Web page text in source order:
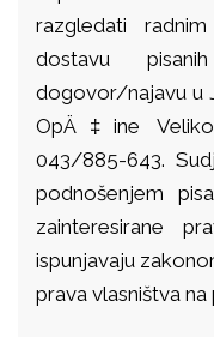
razgledati
dostavu
dogovor/najavu u
OpÄ‡ine
043/885-643.
podnošenjem
zainteresirane
ispunjavaju
prava vlasništva